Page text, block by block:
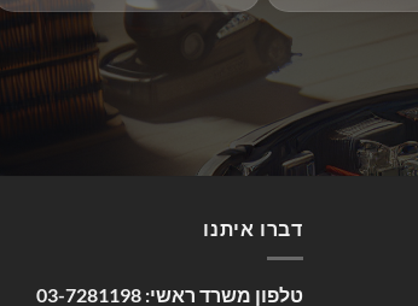
דברו איתנו
טלפון משרד ראשי: 03-7281198